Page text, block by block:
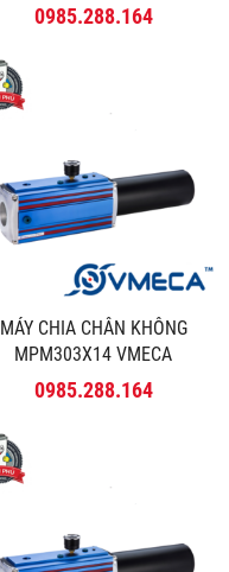
0985.288.164
MÁY CHIA CHÂN KHÔNG
MPM303X14 VMECA
0985.288.164